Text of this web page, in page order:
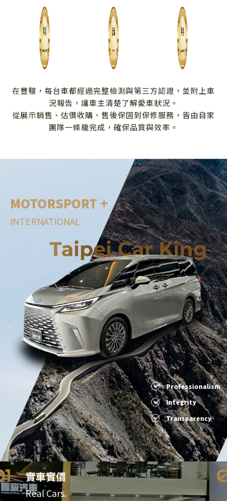
在豐駿，每台車都經過完整檢測與第三方認證，並附上車
況報告，讓車主清楚了解愛車狀況。
從展示銷售、估價收購、售後保固到保修服務，皆由自家
團隊一條龍完成，確保品質與效率。
MOTORSPORT +
INTERNATIONAL
Professionalism
Integrity
Transparency
實車實價
Real Cars.